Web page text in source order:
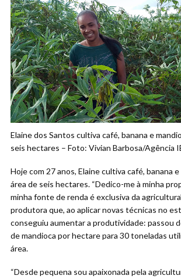
Elaine dos Santos cultiva café, banana e
seis hectares – Foto: Vivian Barbosa/Agência
Hoje com 27 anos, Elaine cultiva café, banana
área de seis hectares. “Dedico-me à minha
minha fonte de renda é exclusiva da
produtora que, ao aplicar novas técnicas no
conseguiu aumentar a produtividade: passou
de mandioca por hectare para 30 toneladas
área.
“Desde pequena sou apaixonada pela